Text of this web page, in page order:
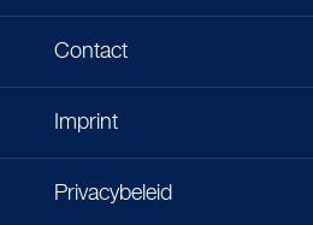
Contact
Imprint
Privacybeleid